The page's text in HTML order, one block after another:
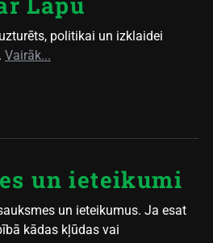
politikai un izklaidei
Vairāk...
un ieteikumi
un ieteikumus. Ja esat
kādas kļūdas vai